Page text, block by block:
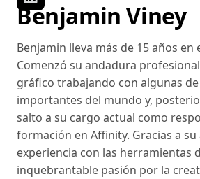
Benjamin Viney
Benjamin lleva más de 15 años en
Comenzó su andadura
gráfico trabajando con algunas
importantes del mundo y,
salto a su cargo actual como
formación en Affinity. Gracias a su
experiencia con las herramientas
inquebrantable pasión por la